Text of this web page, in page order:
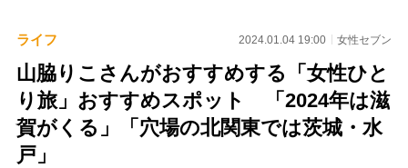
ライフ 2024.01.04 19:00 女性セブン
山脇りこさんがおすすめする「女性ひと
り旅」おすすめスポット 「2024年は滋
賀がくる」「穴場の北関東では茨城・水
戸」